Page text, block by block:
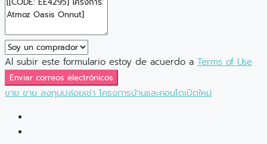
Al subir este formulario estoy de acuerdo a Terms of Use
Enviar correos electrónicos
ขาย ขาย ลงทุนปล่อยเช่า โครงการบ้านและคอนโดเปิดใหม่